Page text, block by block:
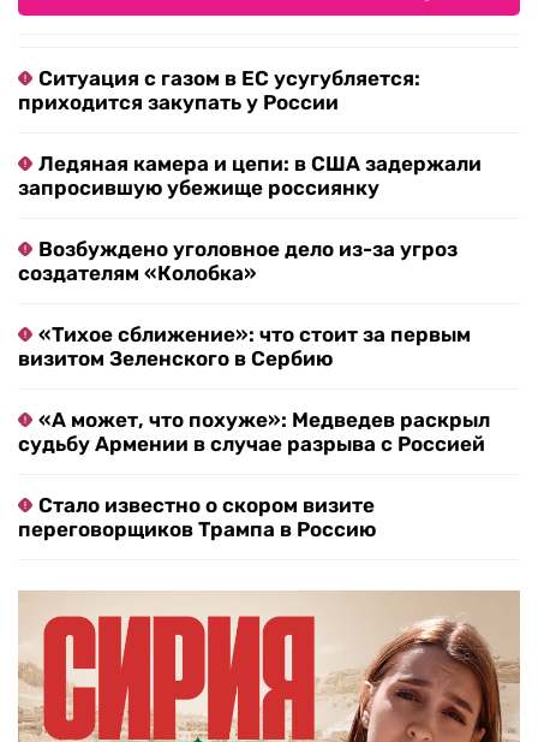
Ситуация с газом в ЕС усугубляется:
приходится закупать у России
Ледяная камера и цепи: в США задержали
запросившую убежище россиянку
Возбуждено уголовное дело из-за угроз
создателям «Колобка»
«Тихое сближение»: что стоит за первым
визитом Зеленского в Сербию
«А может, что похуже»: Медведев раскрыл
судьбу Армении в случае разрыва с Россией
Стало известно о скором визите
переговорщиков Трампа в Россию